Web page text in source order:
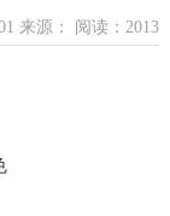
来源： 阅读：2013